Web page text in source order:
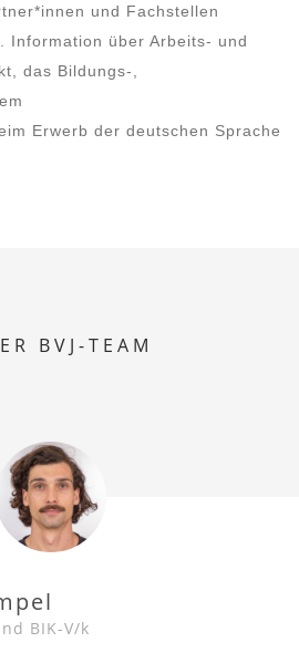
und Fachstellen
Information über Arbeits- und
das Bildungs-,
Erwerb der deutschen Sprache
BVJ-TEAM
BIK-V/k